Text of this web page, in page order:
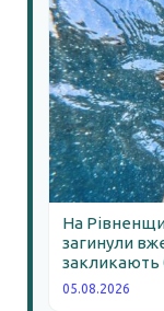
На
загинули
05.08.2026